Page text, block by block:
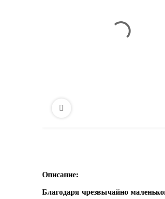
Описание:
Благодаря чрезвычайно